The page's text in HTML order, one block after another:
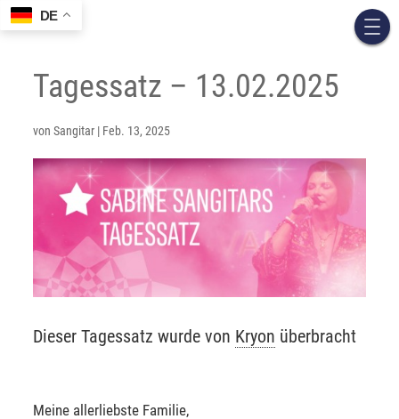
Tagessatz – 13.02.2025
vonSangitar | Feb. 13, 2025
Dieser Tagessatz wurde von Kryon überbracht
Meine allerliebste Familie,
DE